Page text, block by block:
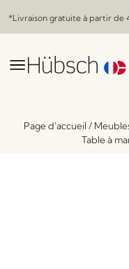
*Livraison gratuite à partir de
Page d'accueil /
Table à